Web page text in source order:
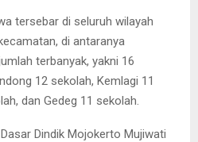
tersebar di seluruh wilayah
di antaranya
terbanyak, yakni 16
12 sekolah, Kemlagi 11
dan Gedeg 11 sekolah.
Dindik Mojokerto Mujiwati